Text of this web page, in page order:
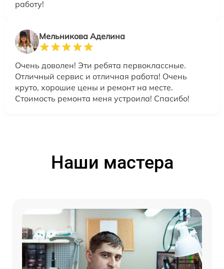
работу!
Мельникова Аделина
Очень доволен! Эти ребята первоклассные.
Отличный сервис и отличная работа! Очень
круто, хорошие цены и ремонт на месте.
Стоимость ремонта меня устроила! Спасибо!
Наши мастера